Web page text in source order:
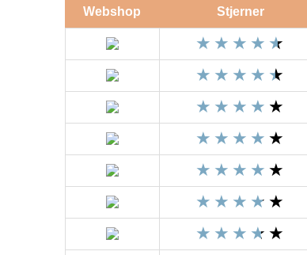
Webshop Stjerner